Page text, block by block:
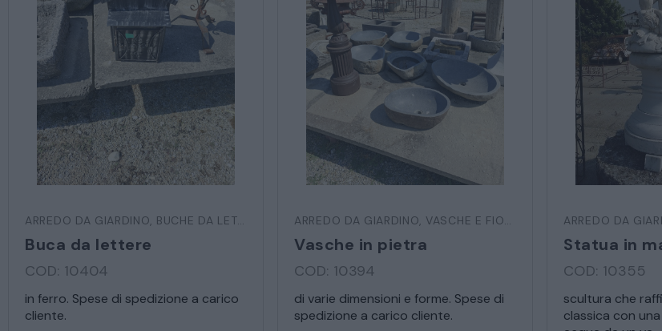
SEDIE POLTRONE DIVANI
CREDENZE – DOPPI CORPI – BUFFET
SALE DA PRANZO – STUDIO UFFICIO
DECORAZIONI OGGETTISTICA
MATERIALI E STRUTTURE
MODERNARIATO
* Campi obbligatori
ARREDO DA GIARDINO, BUCHE DA LETTERE
Buca da lettere
COD: 10404
in ferro. Spese di spedizione a carico
cliente.
ARREDO DA GIARDINO, VASCHE E FIORIERE
Vasche in pietra
COD: 10394
di varie dimensioni e forme. Spese di
spedizione a carico cliente.
ARREDO DA
COD: 10355
scultura che
classica con